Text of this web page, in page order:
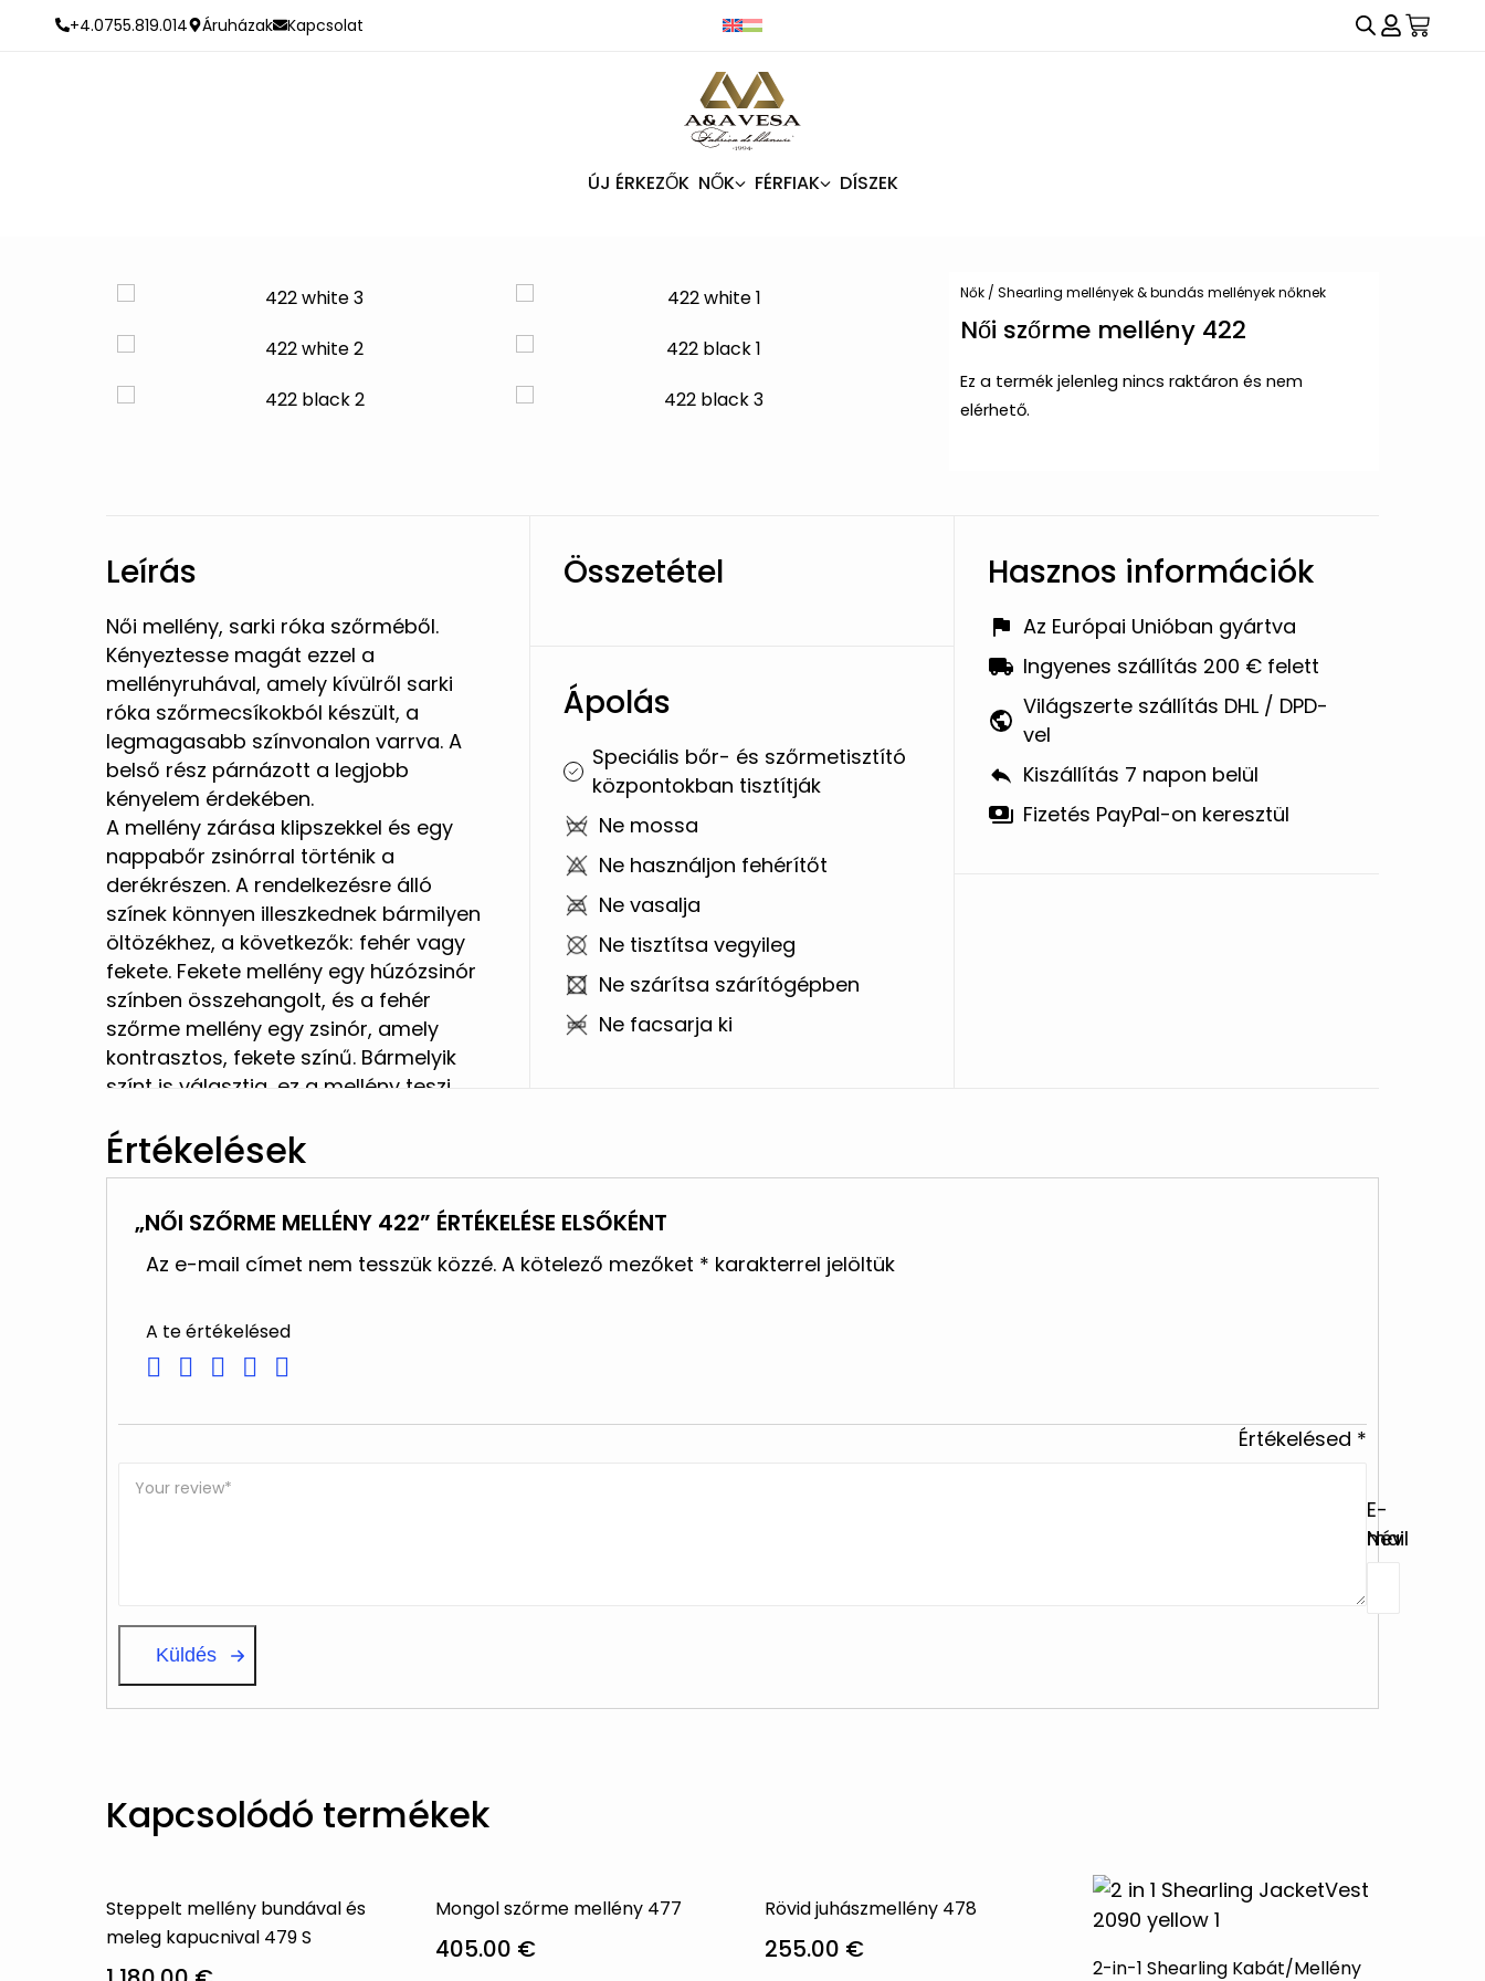
+4.0755.819.014 Áruházak Kapcsolat
ÚJ ÉRKEZŐK NŐK FÉRFIAK DÍSZEK
Nők/ Shearling mellények & bundás mellények nőknek
Női szőrme mellény 422
Ez a termék jelenleg nincs raktáron és nem
elérhető.
Leírás
Női mellény, sarki róka szőrméből.
Kényeztesse magát ezzel a
mellényruhával, amely kívülről sarki
róka szőrmecsíkokból készült, a
legmagasabb színvonalon varrva. A
belső rész párnázott a legjobb
kényelem érdekében.
A mellény zárása klipszekkel és egy
nappabőr zsinórral történik a
derékrészen. A rendelkezésre álló
színek könnyen illeszkednek bármilyen
öltözékhez, a következők: fehér vagy
fekete. Fekete mellény egy húzózsinór
színben összehangolt, és a fehér
szőrme mellény egy zsinór, amely
kontrasztos, fekete színű. Bármelyik
színt is választja, ez a mellény teszi
Összetétel
Ápolás
Speciális bőr- és szőrmetisztító
központokban tisztítják
Ne mossa
Ne használjon fehérítőt
Ne vasalja
Ne tisztítsa vegyileg
Ne szárítsa szárítógépben
Ne facsarja ki
Hasznos információk
Az Európai Unióban gyártva
Ingyenes szállítás 200 € felett
Világszerte szállítás DHL / DPD-
vel
Kiszállítás 7 napon belül
Fizetés PayPal-on keresztül
Értékelések
„NŐI SZŐRME MELLÉNY 422” ÉRTÉKELÉSE ELSŐKÉNT
Az e-mail címet nem tesszük közzé. A kötelező mezőket * karakterrel jelöltük
A te értékelésed
Értékelésed *
Név
E-
mail
Kapcsolódó termékek
Steppelt mellény bundával és
meleg kapucnival 479 S
Mongol szőrme mellény 477
405.00 €
Rövid juhászmellény 478
255.00 €
2-in-1 Shearling Kabát/Mellény